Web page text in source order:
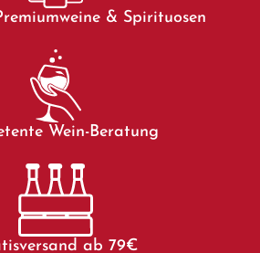
& Spirituosen
Wein-Beratung
ab 79€